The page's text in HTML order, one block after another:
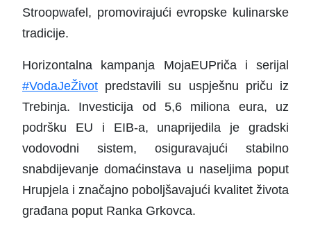
Stroopwafel, promovirajući evropske kulinarske
tradicije.
Horizontalna kampanja MojaEUPriča i serijal
#VodaJeŽivot predstavili su uspješnu priču iz
Trebinja. Investicija od 5,6 miliona eura, uz
podršku EU i EIB-a, unaprijedila je gradski
vodovodni sistem, osiguravajući stabilno
snabdijevanje domaćinstava u naseljima poput
Hrupjela i značajno poboljšavajući kvalitet života
građana poput Ranka Grkovca.